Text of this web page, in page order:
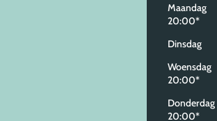
20:00*
Dinsdag
20:00*
20:00*